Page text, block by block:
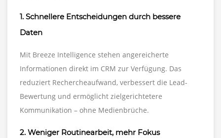
1. Schnellere Entscheidungen durch bessere
Daten
Mit Breeze Intelligence stehen angereicherte
Informationen direkt im CRM zur Verfügung. Das
reduziert Rechercheaufwand, verbessert die Lead-
Bewertung und ermöglicht zielgerichtetere
Kommunikation – ohne Medienbrüche.
2. Weniger Routinearbeit, mehr Fokus